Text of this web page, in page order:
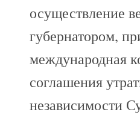
осуществление
губернатором,
международная
соглашения
независимости